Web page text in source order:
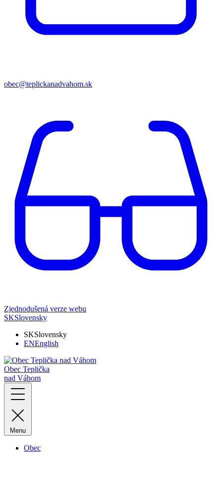
obec@teplickanadvahom.sk
Zjednodušená verze webu
SKSlovensky
SKSlovensky
ENEnglish
Obec Teplička
nad Váhom
Menu
Obec